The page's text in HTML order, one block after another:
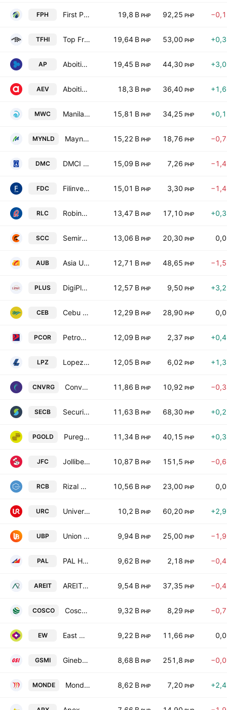
FPH First Philippine Holdings Corporation 19,8 B PHP 92,25 PHP
TFHI Top Frontier Investment Holdings, Inc. 19,64 B PHP 53,00 PHP
AP Aboitiz Power Corp. 19,45 B PHP 44,30 PHP
AEV Aboitiz Equity Ventures Inc. 18,3 B PHP 36,40 PHP
MWC Manila Water Co. Inc. 15,81 B PHP 34,25 PHP
MYNLD Maynilad Water Services, Inc. 15,22 B PHP 18,76 PHP
DMC DMCI Holdings Inc. 15,09 B PHP 7,26 PHP
FDC Filinvest Development Corporation 15,01 B PHP 3,30 PHP
RLC Robinsons Land Corp. 13,47 B PHP 17,10 PHP
SCC Semirara Mining & Power Corp. 13,06 B PHP 20,30 PHP
AUB Asia United Bank Corp. 12,71 B PHP 48,65 PHP
PLUS DigiPlus Interactive Corp 12,57 B PHP 9,50 PHP
CEB Cebu Air Inc. 12,29 B PHP 28,90 PHP
PCOR Petron Corp. 12,09 B PHP 2,37 PHP
LPZ Lopez Holdings Corporation 12,05 B PHP 6,02 PHP
CNVRG Converge Information & Communications Technology Solutions Inc 11,86 B PHP 10,92 PHP
SECB Security Bank Corp. (Philippines) 11,63 B PHP 68,30 PHP
PGOLD Puregold Price Club Inc. 11,34 B PHP 40,15 PHP
JFC Jollibee Foods Corp. 10,87 B PHP 151,5 PHP
RCB Rizal Commercial Banking Corporation 10,56 B PHP 23,00 PHP
URC Universal Robina Corp. 10,2 B PHP 60,20 PHP
UBP Union Bank of the Philippines 9,94 B PHP 25,00 PHP
PAL PAL Holdings, Inc. 9,62 B PHP 2,18 PHP
AREIT AREIT Inc. 9,54 B PHP 37,35 PHP
COSCO Cosco Capital, Inc. 9,32 B PHP 8,29 PHP
EW East West Banking Corp. 9,22 B PHP 11,66 PHP
GSMI Ginebra San Miguel, Inc. 8,68 B PHP 251,8 PHP
MONDE Monde Nissin Corp. 8,62 B PHP 7,20 PHP